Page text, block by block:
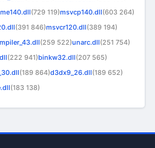
(729 119)msvcp140.dll(603 264)
(391 846)msvcr120.dll(389 194)
(259 522)unarc.dll(251 754)
(222 941)binkw32.dll(207 565)
(189 864)d3dx9_26.dll(189 652)
(183 138)